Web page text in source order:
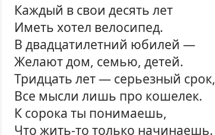
Каждый в свои десять лет
Иметь хотел велосипед.
В двадцатилетний юбилей —
Желают дом, семью, детей.
Тридцать лет — серьезный срок,
Все мысли лишь про кошелек.
К сорока ты понимаешь,
Что жить-то только начинаешь.